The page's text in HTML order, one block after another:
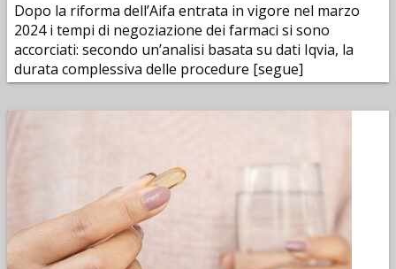
Dopo la riforma dell’Aifa entrata in vigore nel marzo
2024 i tempi di negoziazione dei farmaci si sono
accorciati: secondo un’analisi basata su dati Iqvia, la
durata complessiva delle procedure [segue]